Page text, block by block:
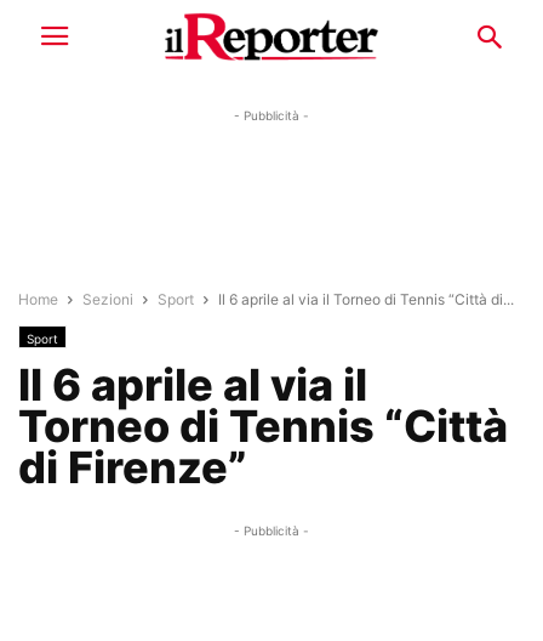
- Pubblicità -
Home Sezioni Sport Il 6 aprile al via il Torneo di Tennis “Città di...
Sport
Il 6 aprile al via il
Torneo di Tennis “Città
di Firenze”
- Pubblicità -